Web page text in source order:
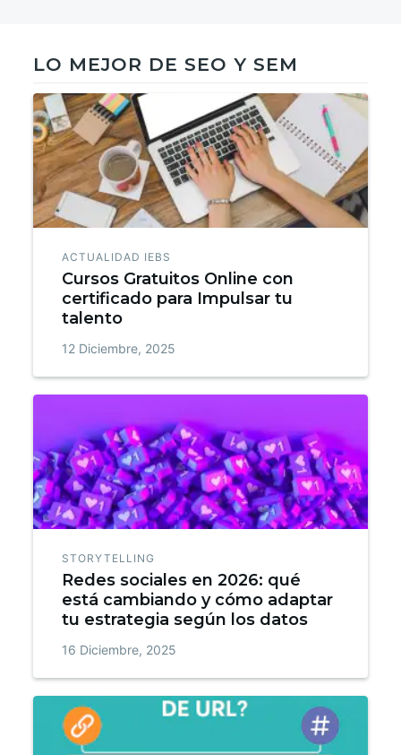
LO MEJOR DE SEO Y SEM
ACTUALIDAD IEBS
Cursos Gratuitos Online con
certificado para Impulsar tu
talento
12 Diciembre, 2025
STORYTELLING
Redes sociales en 2026: qué
está cambiando y cómo adaptar
tu estrategia según los datos
16 Diciembre, 2025